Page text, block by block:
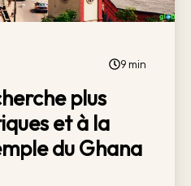
9 min
plus
et à la
du Ghana